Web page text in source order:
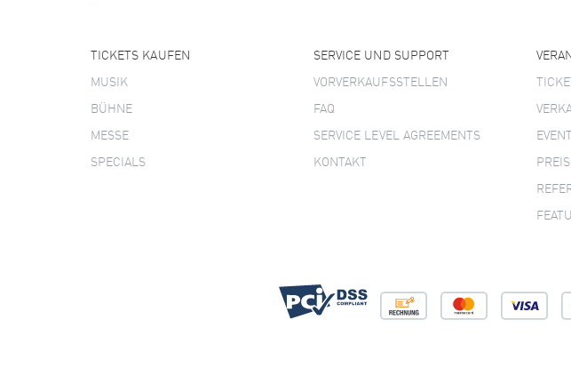
TICKETS KAUFEN
MUSIK
BÜHNE
MESSE
SPECIALS
SERVICE UND SUPPORT
VORVERKAUFSSTELLEN
FAQ
SERVICE LEVEL AGREEMENTS
KONTAKT